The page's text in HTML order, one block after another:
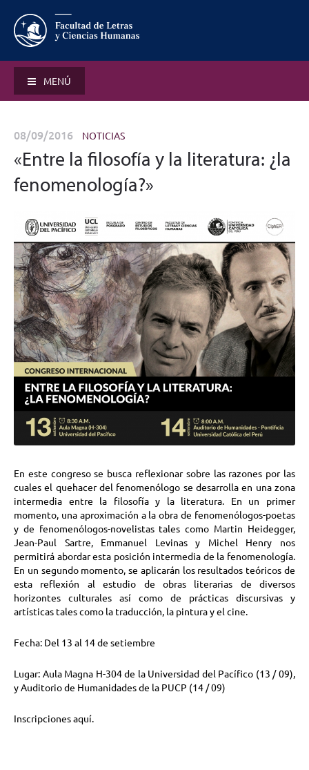
MENÚ
08/09/2016 NOTICIAS
«Entre la filosofía y la literatura: ¿la
fenomenología?»
En este congreso se busca reflexionar sobre las razones por las
cuales el quehacer del fenomenólogo se desarrolla en una zona
intermedia entre la filosofía y la literatura. En un primer
momento, una aproximación a la obra de fenomenólogos-poetas
y de fenomenólogos-novelistas tales como Martin Heidegger,
Jean-Paul Sartre, Emmanuel Levinas y Michel Henry nos
permitirá abordar esta posición intermedia de la fenomenología.
En un segundo momento, se aplicarán los resultados teóricos de
esta reflexión al estudio de obras literarias de diversos
horizontes culturales así como de prácticas discursivas y
artísticas tales como la traducción, la pintura y el cine.
Fecha: Del 13 al 14 de setiembre
Lugar: Aula Magna H-304 de la Universidad del Pacífico (13 / 09),
y Auditorio de Humanidades de la PUCP (14 / 09)
Inscripcionesaquí.